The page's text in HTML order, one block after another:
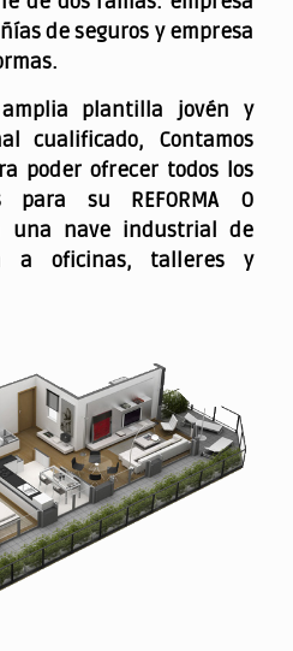
de seguros y empresa
plantilla jovén y
cualificado, Contamos
poder ofrecer todos los
para su REFORMA O
una nave industrial de
a oficinas, talleres y